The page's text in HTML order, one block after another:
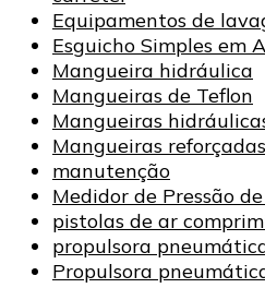
Equipamentos de
Esguicho Simples em
Mangueira hidráulica
Mangueiras de Teflon
Mangueiras
Mangueiras reforçadas
manutenção
Medidor de Pressão
pistolas de ar
propulsora
Propulsora